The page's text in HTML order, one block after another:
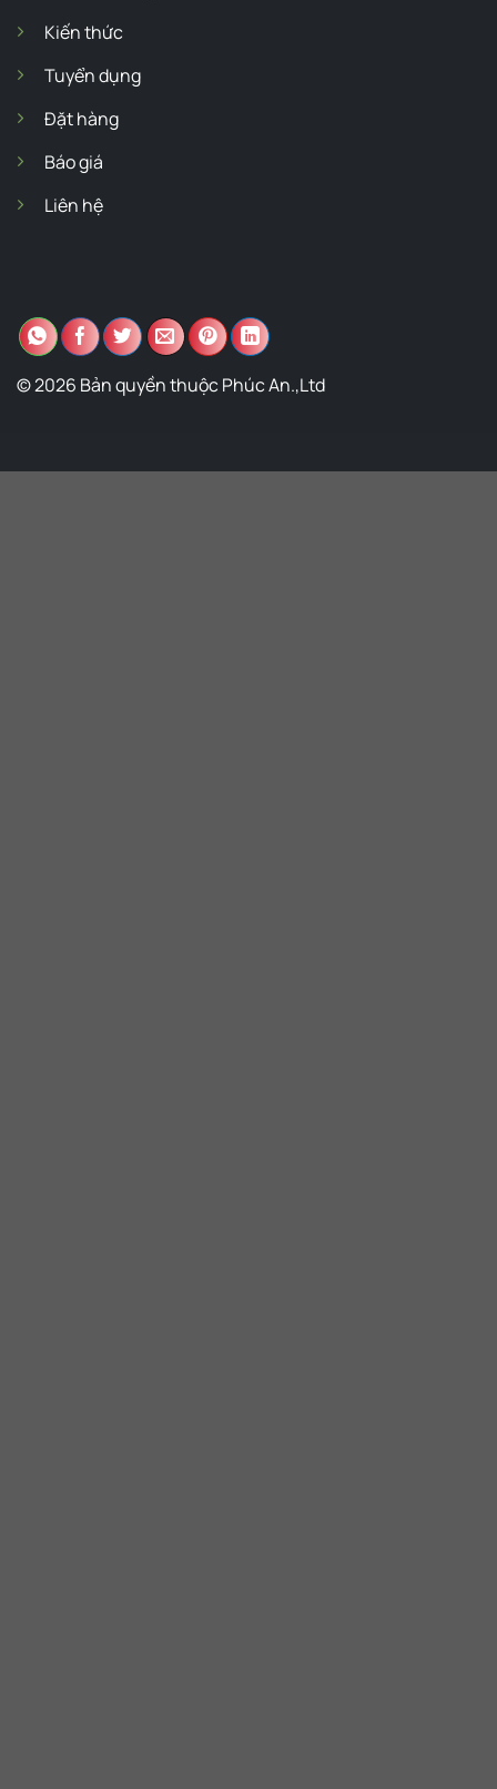
Kiến thức
Tuyển dụng
Đặt hàng
Báo giá
Liên hệ
© 2026 Bản quyền thuộc Phúc An.,Ltd